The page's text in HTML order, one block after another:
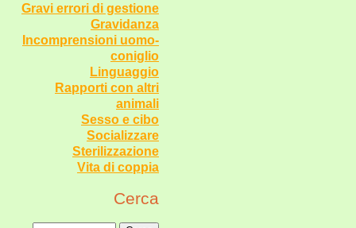
Gravi errori di gestione
Gravidanza
Incomprensioni uomo-
coniglio
Linguaggio
Rapporti con altri
animali
Sesso e cibo
Socializzare
Sterilizzazione
Vita di coppia
Cerca